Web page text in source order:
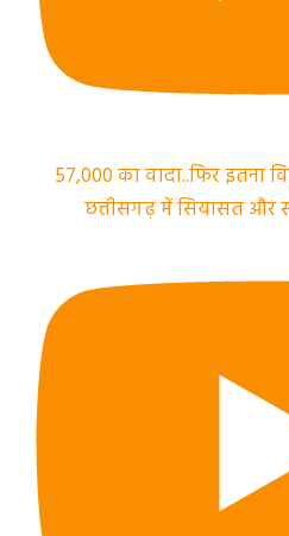
57,000 का वादा..फिर इतना
छत्तीसगढ़ में सियासत और